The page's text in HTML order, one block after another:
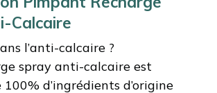
Calcaire
l’anti-calcaire ?
spray anti-calcaire est
100% d’ingrédients d’origine